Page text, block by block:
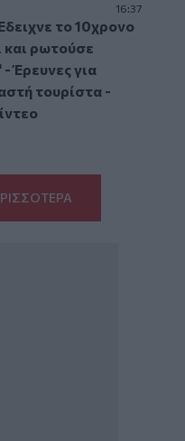
16:37
το 10χρονο
και ρωτούσε
Έρευνες για
τουρίστα -